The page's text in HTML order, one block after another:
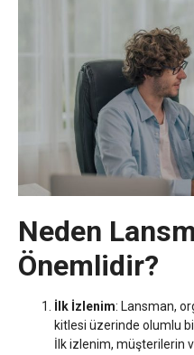
Neden
Önemlidir?
İlk İzlenim: Lansman,
kitlesi üzerinde olumlu
İlk izlenim, müşterilerin